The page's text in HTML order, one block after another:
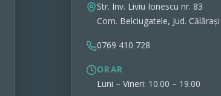
Str. Inv. Liviu Ionescu nr. 83
Com. Belciugatele, Jud. Călărași
0769 410 728
ORAR
Luni – Vineri: 10.00 – 19.00